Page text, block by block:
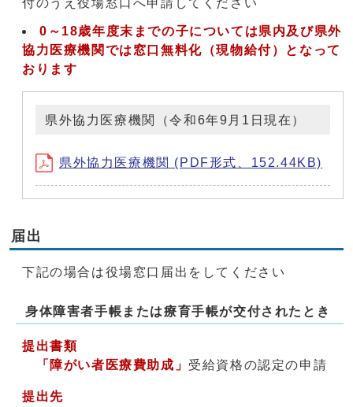
0～18歳年度末までの子については県内及び県外
協力医療機関では窓口無料化（現物給付）となって
おります
県外協力医療機関（令和6年9月1日現在）
県外協力医療機関 (PDF形式、152.44KB)
届出
下記の場合は役場窓口届出をしてください
身体障害者手帳または療育手帳が交付されたとき
提出書類
「障がい者医療費助成」 受給資格の認定の申請
提出先